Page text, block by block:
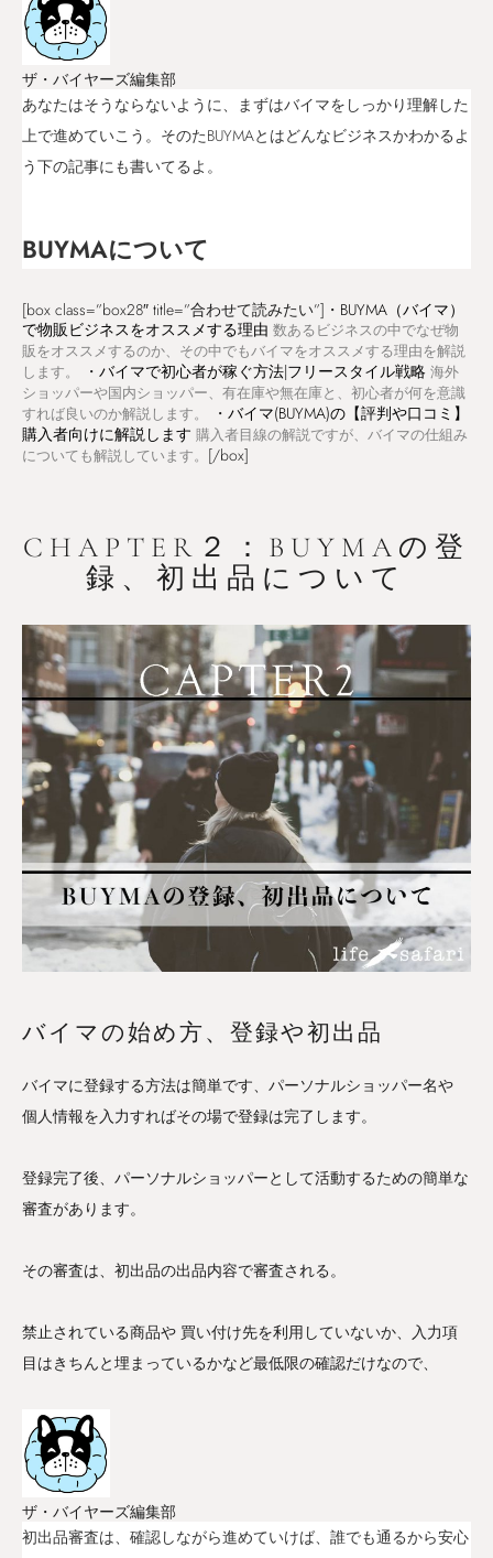
ザ・バイヤーズ編集部
あなたはそうならないように、まずはバイマをしっかり理解した
上で進めていこう。そのたBUYMAとはどんなビジネスかわかるよ
う下の記事にも書いてるよ。
BUYMAについて
[box class=”box28″ title=”合わせて読みたい”]・ BUYMA（バイマ）
で物販ビジネスをオススメする理由 数あるビジネスの中でなぜ物
販をオススメするのか、その中でもバイマをオススメする理由を解説
します。
・ バイマで初心者が稼ぐ方法|フリースタイル戦略 海外
ショッパーや国内ショッパー、有在庫や無在庫と、初心者が何を意識
すれば良いのか解説します。
・ バイマ(BUYMA)の【評判や口コミ】
購入者向けに解説します 購入者目線の解説ですが、バイマの仕組み
についても解説しています。 [/box]
CHAPTER２：BUYMAの登
録、初出品について
バイマの始め方、登録や初出品
バイマに登録する方法は簡単です、パーソナルショッパー名や
個人情報を入力すればその場で登録は完了します。
登録完了後、パーソナルショッパーとして活動するための簡単な
審査があります。
その審査は、初出品の出品内容で審査される。
禁止されている商品や 買い付け先を利用していないか、入力項
目はきちんと埋まっているかなど最低限の確認だけなので、
ザ・バイヤーズ編集部
初出品審査は、確認しながら進めていけば、誰でも通るから安心